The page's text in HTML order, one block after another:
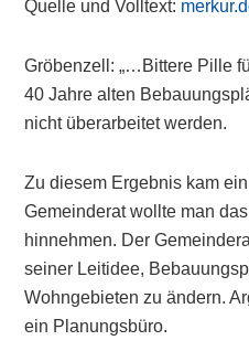
Quelle und Volltext:
Gröbenzell: „…Bittere Pille
40 Jahre alten
nicht überarbeitet werden.
Zu diesem Ergebnis kam
Gemeinderat wollte man
hinnehmen. Der
seiner Leitidee,
Wohngebieten zu ändern.
ein Planungsbüro.